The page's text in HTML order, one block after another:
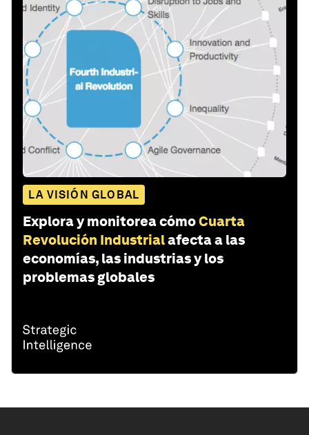
LA VISIÓN GLOBAL
Explora y monitorea cómoCuarta
Revolución Industrialafecta a las
economías, las industrias y los
problemas globales